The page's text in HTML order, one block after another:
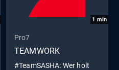
1 min
Pro7
TEAMWORK
#TeamSASHA: Wer holt